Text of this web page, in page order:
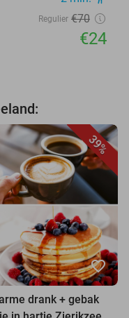
Regulier €70
€24
39%
favorite_border
drank + gebak